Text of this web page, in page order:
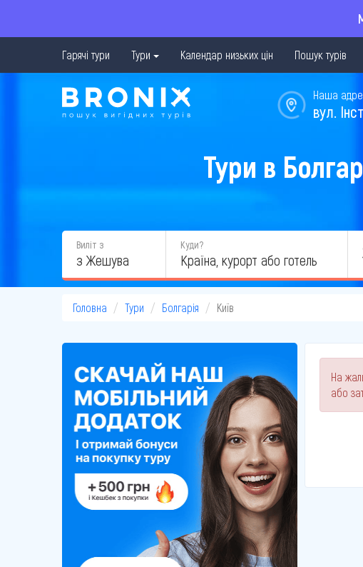
Гарячі тури Тури Календар низьких цін Пошук турів
Наша
вул.
Тури в
Виліт з
з Жешува
Куди?
Головна Тури Болгарія Київ
На
або